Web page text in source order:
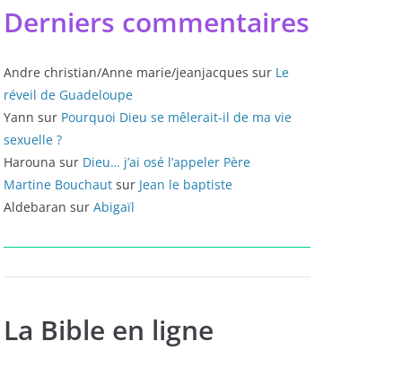
Derniers commentaires
Andre christian/Anne marie/jeanjacques sur Le
réveil de Guadeloupe
Yann sur Pourquoi Dieu se mêlerait-il de ma vie
sexuelle ?
Harouna sur Dieu… j’ai osé l’appeler Père
Martine Bouchaut sur Jean le baptiste
Aldebaran sur Abigaïl
La Bible en ligne